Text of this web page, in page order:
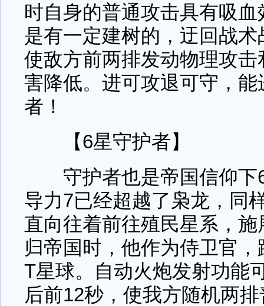
时自身的普通攻击具有吸
是有一定建树的，迂回战
使敌方前两排发动物理攻
害降低。进可攻退可守，
者！
【6星守护者】
守护者也是帝国信仰下6
导力7已经超越了枭龙，同
直向往着前往殖民星系，
归帝国时，他作为侍卫官
T星球。自动火炮发射功能
后前12秒，使我方随机两